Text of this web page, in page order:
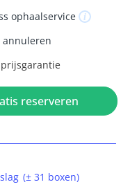
ophaalservice
annuleren
prijsgarantie
reserveren
(± 31 boxen)